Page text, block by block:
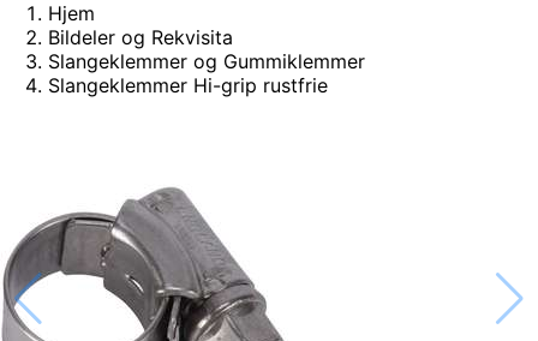
Hjem
Bildeler og Rekvisita
Slangeklemmer og Gummiklemmer
Slangeklemmer Hi-grip rustfrie